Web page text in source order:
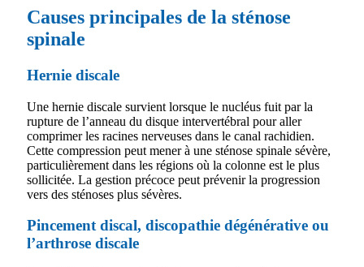
Causes principales de la sténose
spinale
Hernie discale
Une hernie discale survient lorsque le nucléus fuit par la
rupture de l’anneau du disque intervertébral pour aller
comprimer les racines nerveuses dans le canal rachidien.
Cette compression peut mener à une sténose spinale sévère,
particulièrement dans les régions où la colonne est le plus
sollicitée. La gestion précoce peut prévenir la progression
vers des sténoses plus sévères.
Pincement discal, discopathie dégénérative ou
l’arthrose discale